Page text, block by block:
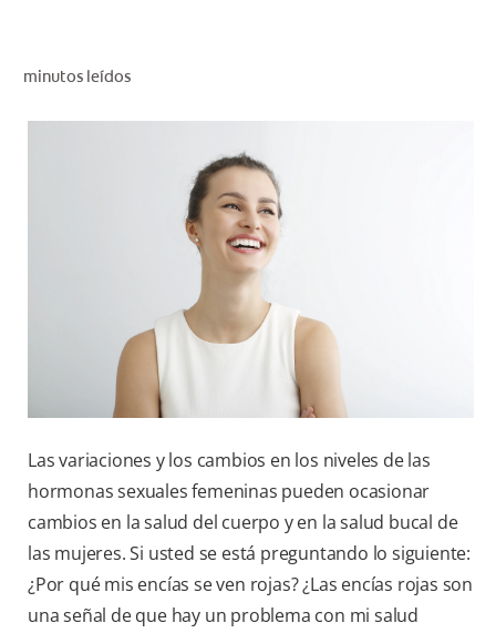
minutos leídos
Las variaciones y los cambios en los niveles de las
hormonas sexuales femeninas pueden ocasionar
cambios en la salud del cuerpo y en la salud bucal de
las mujeres. Si usted se está preguntando lo siguiente:
¿Por qué mis encías se ven rojas? ¿Las encías rojas son
una señal de que hay un problema con mi salud